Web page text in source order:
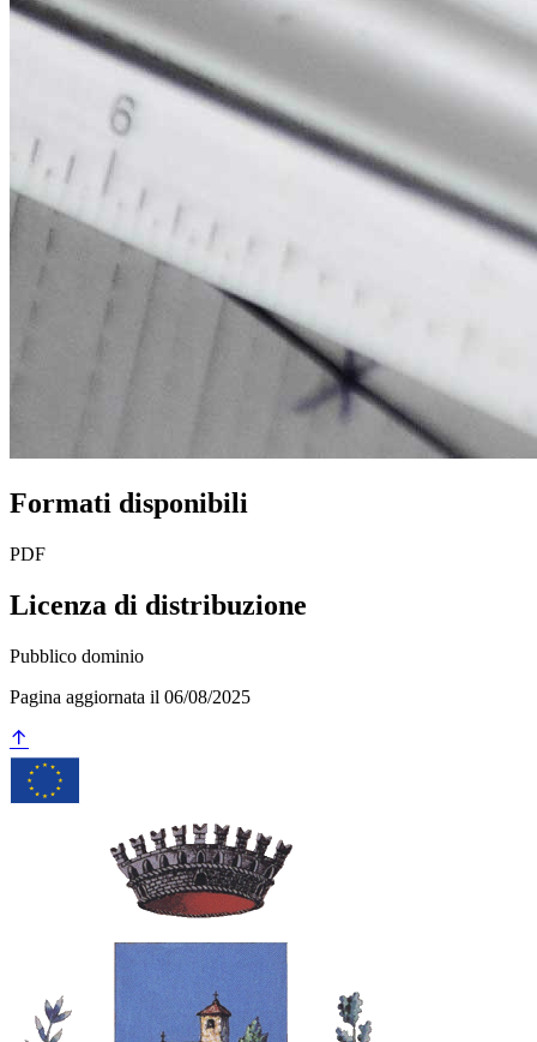
Formati disponibili
PDF
Licenza di distribuzione
Pubblico dominio
Pagina aggiornata il 06/08/2025